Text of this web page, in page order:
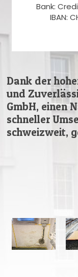
Bank:
IBAN:
Dank der
und
GmbH, einen
schneller
schweizweit,